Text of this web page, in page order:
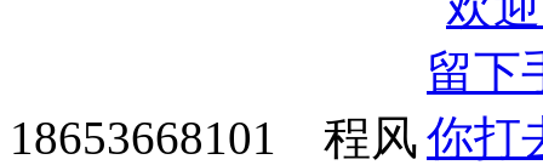
18653668101 程风